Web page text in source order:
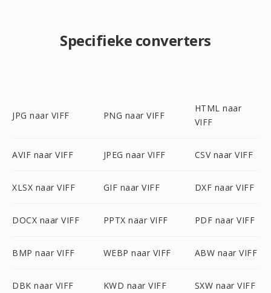
Specifieke converters
JPG naar VIFF PNG naar VIFF
HTML naar
VIFF
AVIF naar VIFF JPEG naar VIFF CSV naar VIFF
XLSX naar VIFF GIF naar VIFF DXF naar VIFF
DOCX naar VIFF PPTX naar VIFF PDF naar VIFF
BMP naar VIFF WEBP naar VIFF ABW naar VIFF
DBK naar VIFF KWD naar VIFF SXW naar VIFF